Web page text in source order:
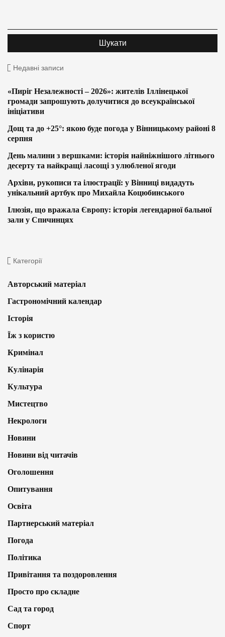
Недавні записи
«Пиріг Незалежності – 2026»: жителів Іллінецької
громади запрошують долучитися до всеукраїнської
ініціативи
Дощ та до +25°: якою буде погода у Вінницькому районі 8
серпня
День малини з вершками: історія найніжнішого літнього
десерту та найкращі ласощі з улюбленої ягоди
Архіви, рукописи та ілюстрації: у Вінниці видадуть
унікальний артбук про Михайла Коцюбинського
Ілюзія, що вражала Європу: історія легендарної бальної
зали у Спичинцях
Категорії
Авторський матеріал
Гастрономічний календар
Історія
Їж з користю
Кримінал
Кулінарія
Культура
Мистецтво
Некрологи
Новини
Новини від читачів
Оголошення
Опитування
Освіта
Партнерський матеріал
Погода
Політика
Привітання та поздоровлення
Просто про складне
Сад та город
Спорт